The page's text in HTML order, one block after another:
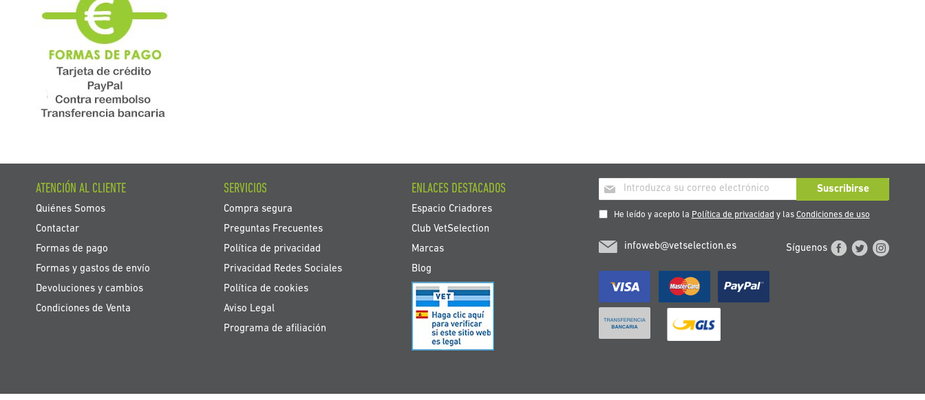
Inscríbase
a
nuestro
de
noticias:
Suscribirse
He leído y acepto la Política de privacidad y las Condiciones de uso
ATENCIÓN AL CLIENTE
Quiénes Somos
Contactar
Formas de pago
Formas y gastos de envío
Devoluciones y cambios
Condiciones de Venta
SERVICIOS
Compra segura
Preguntas Frecuentes
Política de privacidad
Privacidad Redes Sociales
Política de cookies
Aviso Legal
Programa de afiliación
ENLACES DESTACADOS
Espacio Criadores
Club VetSelection
Marcas
Blog
infoweb@vetselection.es Síguenos